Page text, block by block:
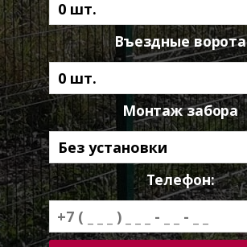
Въездные ворота
Монтаж забора
Телефон: